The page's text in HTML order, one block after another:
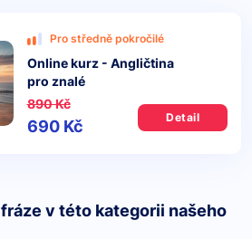
Pro středně pokročilé
Online kurz - Angličtina
pro znalé
890 Kč
690 Kč Detail
v této kategorii našeho